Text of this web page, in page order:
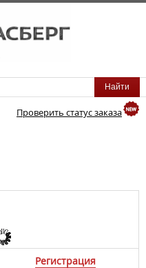
Проверить статус заказа
Регистрация